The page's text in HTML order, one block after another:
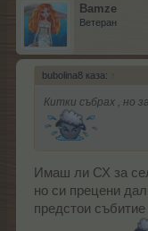
Bamze
Ветеран
bubolina8 каза: ↑
Китки събрах , но
Имаш ли СХ за
но си прецени
предстои